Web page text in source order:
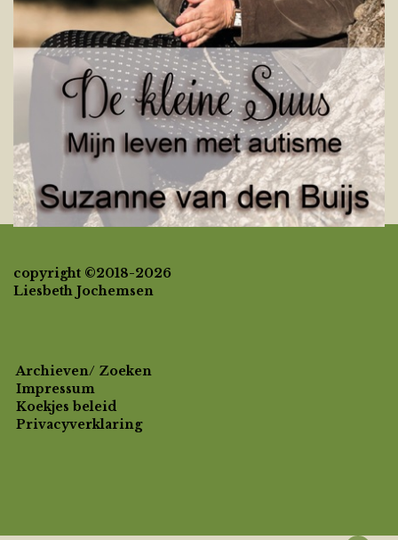
copyright ©2018-2026
Liesbeth Jochemsen
Archieven/ Zoeken
Impressum
Koekjes beleid
Privacyverklaring